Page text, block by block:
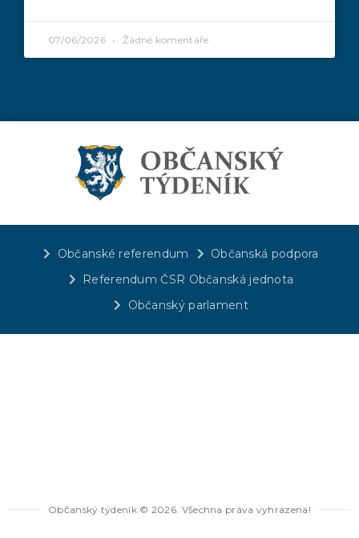
07/06/2026 Žádné komentáře
Občanské referendum
Občanská podpora
Referendum ČSR Občanská jednota
Občanský parlament
Občanský týdeník © 2026. Všechna práva vyhrazena!